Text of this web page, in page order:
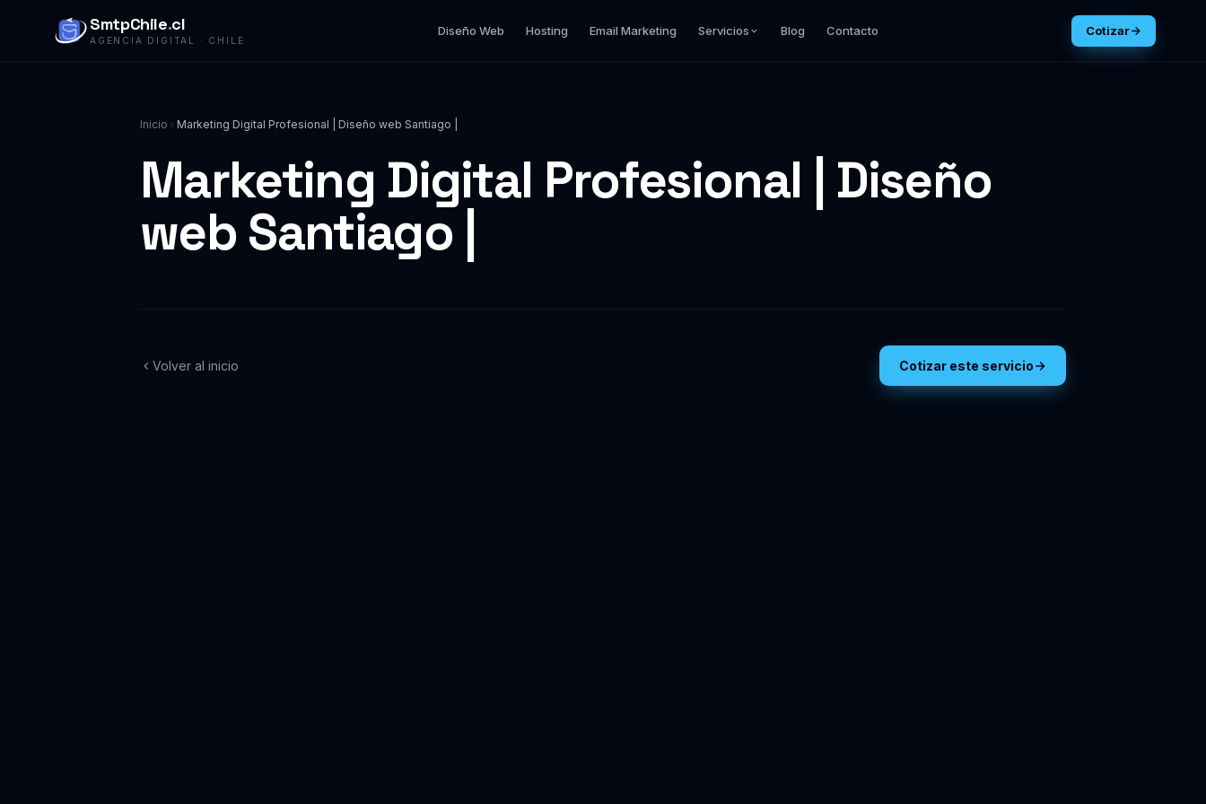
SmtpChile.cl
AGENCIA DIGITAL · CHILE
Diseño Web Hosting Email Marketing Servicios Blog Contacto Cotizar
Inicio Marketing Digital Profesional | Diseño web Santiago |
Marketing Digital Profesional | Diseño
web Santiago |
Volver al inicio Cotizar este servicio